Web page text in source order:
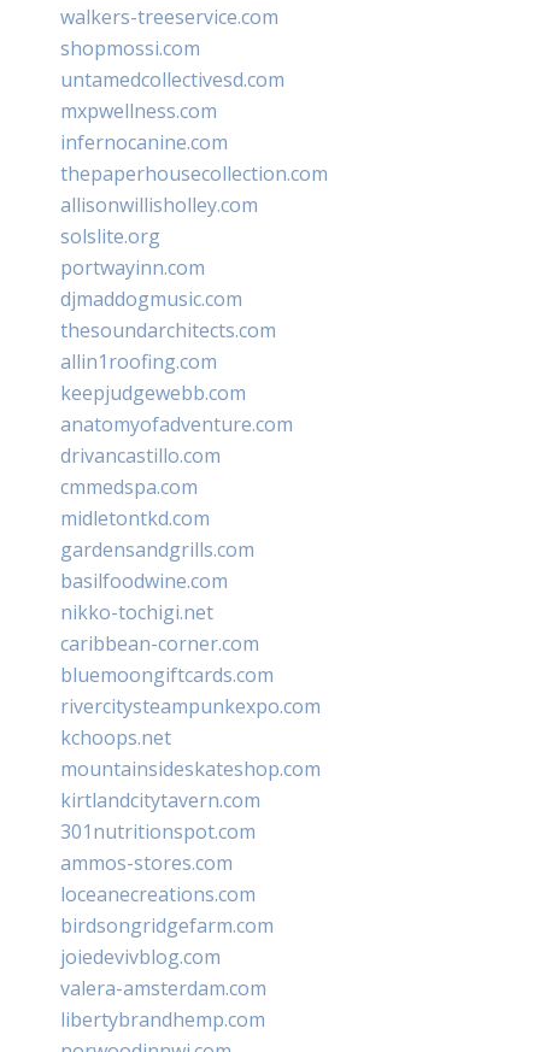
walkers-treeservice.com
shopmossi.com
untamedcollectivesd.com
mxpwellness.com
infernocanine.com
thepaperhousecollection.com
allisonwillisholley.com
solslite.org
portwayinn.com
djmaddogmusic.com
thesoundarchitects.com
allin1roofing.com
keepjudgewebb.com
anatomyofadventure.com
drivancastillo.com
cmmedspa.com
midletontkd.com
gardensandgrills.com
basilfoodwine.com
nikko-tochigi.net
caribbean-corner.com
bluemoongiftcards.com
rivercitysteampunkexpo.com
kchoops.net
mountainsideskateshop.com
kirtlandcitytavern.com
301nutritionspot.com
ammos-stores.com
loceanecreations.com
birdsongridgefarm.com
joiedevivblog.com
valera-amsterdam.com
libertybrandhemp.com